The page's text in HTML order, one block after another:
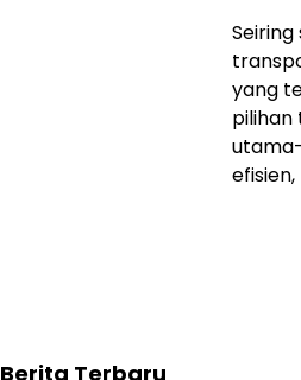
yang
pilihan
Berita Terbaru